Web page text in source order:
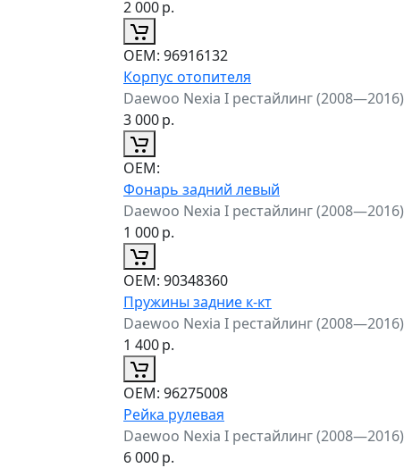
2 000р.
ОЕМ: 96916132
Корпус отопителя
Daewoo Nexia I рестайлинг (2008—2016)
3 000р.
ОЕМ:
Фонарь задний левый
Daewoo Nexia I рестайлинг (2008—2016)
1 000р.
ОЕМ: 90348360
Пружины задние к-кт
Daewoo Nexia I рестайлинг (2008—2016)
1 400р.
ОЕМ: 96275008
Рейка рулевая
Daewoo Nexia I рестайлинг (2008—2016)
6 000р.